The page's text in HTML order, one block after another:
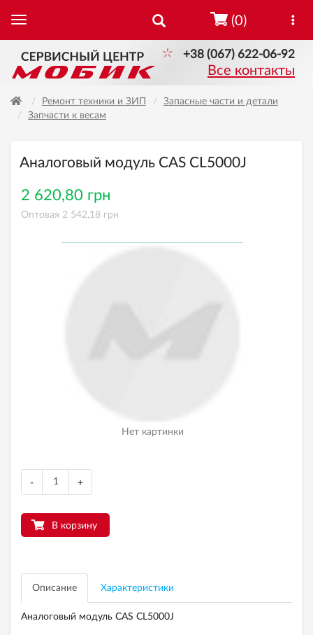
+38 (067) 622-06-92
Все контакты
(0)
Ремонт техники и ЗИП
Запасные части и детали
Запчасти к весам
Аналоговый модуль CAS CL5000J
2 620,80 грн
Оптовая 2 542,18 грн
Нет картинки
- +
В корзину
Описание Характеристики
Аналоговый модуль CAS CL5000J